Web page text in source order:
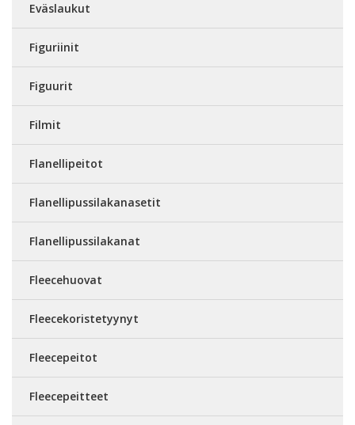
Eväslaukut
Figuriinit
Figuurit
Filmit
Flanellipeitot
Flanellipussilakanasetit
Flanellipussilakanat
Fleecehuovat
Fleecekoristetyynyt
Fleecepeitot
Fleecepeitteet